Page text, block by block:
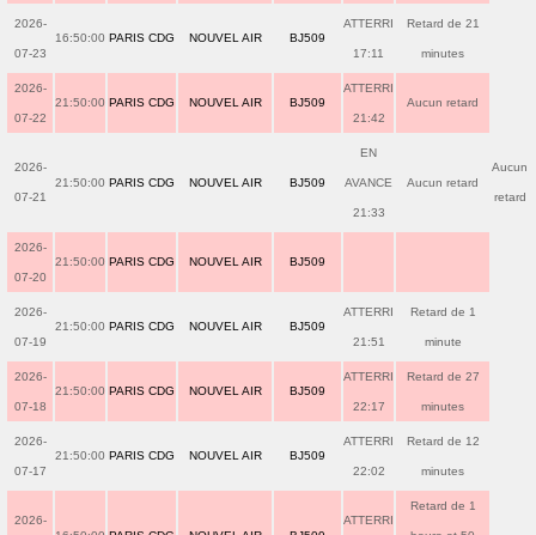
2026-
07-23
16:50:00 PARIS CDG NOUVEL AIR BJ509
ATTERRI
17:11
Retard de 21
minutes
2026-
07-22
21:50:00 PARIS CDG NOUVEL AIR BJ509
ATTERRI
21:42
Aucun retard
2026-
07-21
21:50:00 PARIS CDG NOUVEL AIR BJ509
EN
AVANCE
21:33
Aucun retard
Aucun
retard
2026-
07-20
21:50:00 PARIS CDG NOUVEL AIR BJ509
2026-
07-19
21:50:00 PARIS CDG NOUVEL AIR BJ509
ATTERRI
21:51
Retard de 1
minute
2026-
07-18
21:50:00 PARIS CDG NOUVEL AIR BJ509
ATTERRI
22:17
Retard de 27
minutes
2026-
07-17
21:50:00 PARIS CDG NOUVEL AIR BJ509
ATTERRI
22:02
Retard de 12
minutes
2026- ATTERRI
Retard de 1